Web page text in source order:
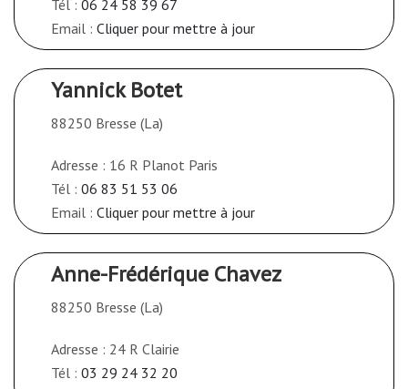
Tél : 06 24 58 39 67
Email : Cliquer pour mettre à jour
Yannick Botet
88250 Bresse (La)
Adresse : 16 R Planot Paris
Tél : 06 83 51 53 06
Email : Cliquer pour mettre à jour
Anne-Frédérique Chavez
88250 Bresse (La)
Adresse : 24 R Clairie
Tél : 03 29 24 32 20